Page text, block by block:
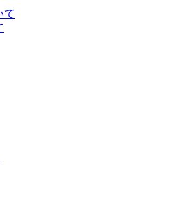
て